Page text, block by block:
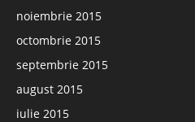
noiembrie 2015
octombrie 2015
septembrie 2015
august 2015
iulie 2015